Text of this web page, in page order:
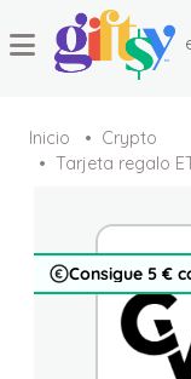
Inicio
Crypto
Tarjeta regalo
Consigue 5 €